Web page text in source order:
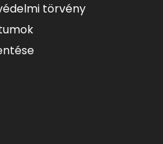
törvény